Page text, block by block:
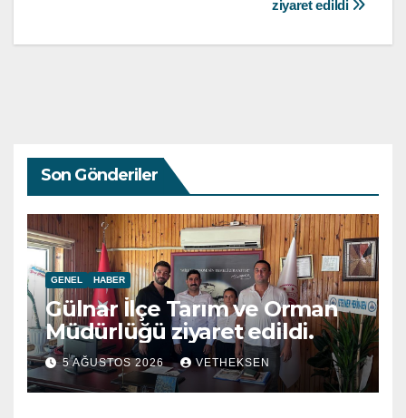
ziyaret edildi
Son Gönderiler
GENEL HABER
Gülnar İlçe Tarım ve Orman
Müdürlüğü ziyaret edildi.
5 AĞUSTOS 2026 VETHEKSEN